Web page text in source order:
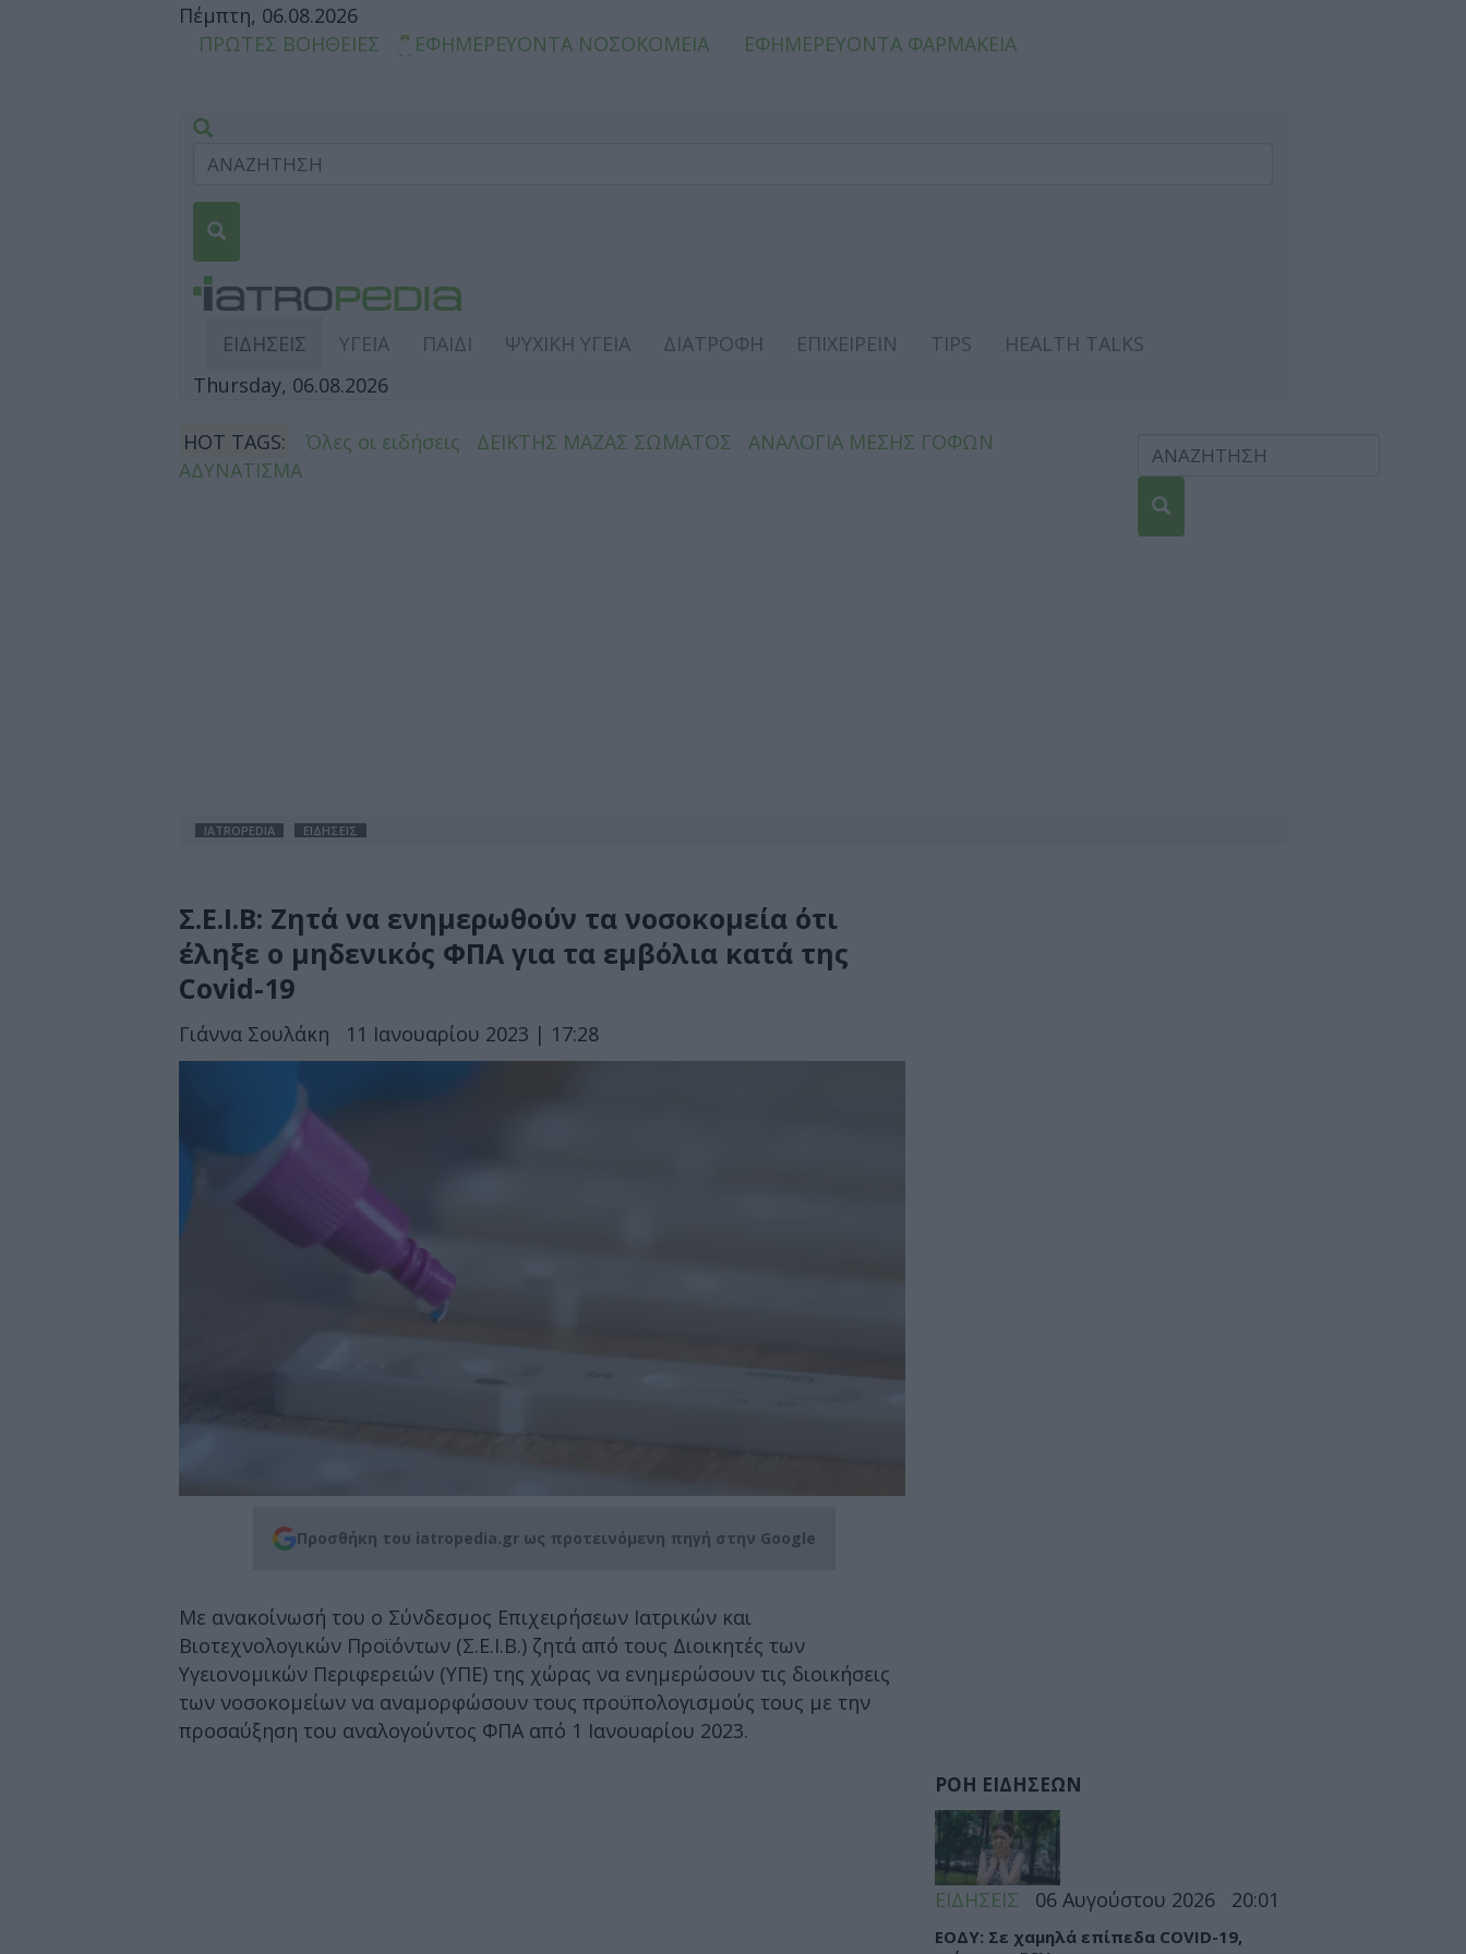
Πέμπτη, 06.08.2026
ΠΡΩΤΕΣ ΒΟΗΘΕΙΕΣ
ΕΦΗΜΕΡΕΥΟΝΤΑ ΝΟΣΟΚΟΜΕΙΑ ΕΦΗΜΕΡΕΥΟΝΤΑ ΦΑΡΜΑΚΕΙΑ
ΕΙΔΗΣΕΙΣ ΥΓΕΙΑ ΠΑΙΔΙ ΨΥΧΙΚΗ ΥΓΕΙΑ ΔΙΑΤΡΟΦΗ ΕΠΙΧΕΙΡΕΙΝ TIPS
HEALTH TALKS
Thursday, 06.08.2026
HOT TAGS: Όλες οι ειδήσεις ΔΕΙΚΤΗΣ ΜΑΖΑΣ ΣΩΜΑΤΟΣ
ΑΝΑΛΟΓΙΑ ΜΕΣΗΣ ΓΟΦΩΝ
ΑΔΥΝΑΤΙΣΜΑ
IATROPEDIA ΕΙΔΗΣΕΙΣ
Σ.Ε.Ι.Β: Ζητά να ενημερωθούν τα νοσοκομεία ότι
έληξε ο μηδενικός ΦΠΑ για τα εμβόλια κατά της
Covid-19
Γιάννα Σουλάκη 11 Ιανουαρίου 2023 | 17:28
Προσθήκη του iatropedia.gr ως προτεινόμενη πηγή στην Google
Με ανακοίνωσή του ο Σύνδεσμος Επιχειρήσεων Ιατρικών και
Βιοτεχνολογικών Προϊόντων (Σ.Ε.Ι.Β.) ζητά από τους Διοικητές των
Υγειονομικών Περιφερειών (ΥΠΕ) της χώρας να ενημερώσουν τις διοικήσεις
των νοσοκομείων να αναμορφώσουν τους προϋπολογισμούς τους με την
προσαύξηση του αναλογούντος ΦΠΑ από 1 Ιανουαρίου 2023.
ΡΟΗ ΕΙΔΗΣΕΩΝ
ΕΙΔΗΣΕΙΣ 06 Αυγούστου 2026 20:01
ΕΟΔΥ: Σε χαμηλά επίπεδα COVID-19,